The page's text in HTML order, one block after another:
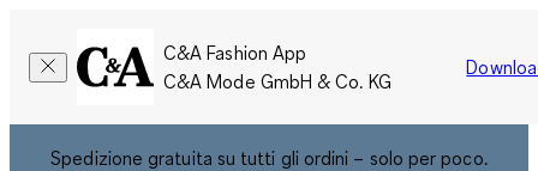
C&A Fashion App
C&A Mode GmbH & Co. KG
Spedizione gratuita su tutti gli ordini – solo per poco.